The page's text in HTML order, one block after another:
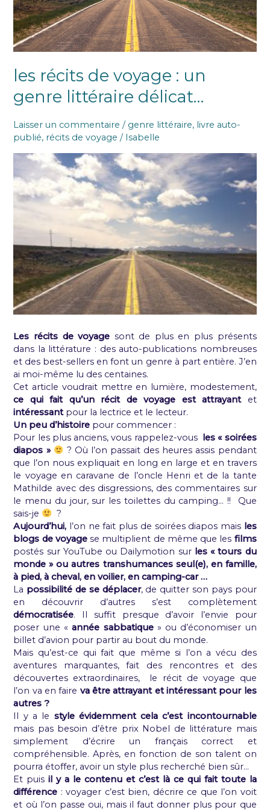
les récits de voyage : un
genre littéraire délicat…
Laisser un commentaire / genre littéraire, livre auto-
publié, récits de voyage / Isabelle
Les récits de voyage sont de plus en plus présents
dans la littérature : des auto-publications nombreuses
et des best-sellers en font un genre à part entière. J’en
ai moi-même lu des centaines.
Cet article voudrait mettre en lumière, modestement,
ce qui fait qu’un récit de voyage est attrayant et
intéressant pour la lectrice et le lecteur.
Un peu d’histoire pour commencer :
Pour les plus anciens, vous rappelez-vous les « soirées
diapos »
? Où l’on passait des heures assis pendant
que l’on nous expliquait en long en large et en travers
le voyage en caravane de l’oncle Henri et de la tante
Mathilde avec des disgressions, des commentaires sur
le menu du jour, sur les toilettes du camping… !! Que
sais-je
?
Aujourd’hui, l’on ne fait plus de soirées diapos mais les
blogs de voyagese multiplient de même que les films
postés sur YouTube ou Dailymotion sur les « tours du
monde » ou autres transhumances seul(e), en famille,
à pied, à cheval, en voilier, en camping-car …
La possibilité de se déplacer, de quitter son pays pour
en découvrir d’autres s’est complètement
démocratisée. Il suffit presque d’avoir l’envie pour
poser une «année sabbatique» ou d’économiser un
billet d’avion pour partir au bout du monde.
Mais qu’est-ce qui fait que même si l’on a vécu des
aventures marquantes, fait des rencontres et des
découvertes extraordinaires, le récit de voyage que
l’on va en faire va être attrayant et intéressant pour les
autres ?
Il y a le style évidemment cela c’est incontournable
mais pas besoin d’être prix Nobel de littérature mais
simplement d’écrire un français correct et
compréhensible. Après, en fonction de son talent on
pourra étoffer, avoir un style plus recherché bien sûr…
Et puis il y a le contenu et c’est là ce qui fait toute la
différence : voyager c’est bien, décrire ce que l’on voit
et où l’on passe oui, mais il faut donner plus pour que